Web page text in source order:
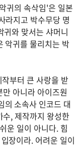
귀의 속삭임'은 일본
라지고 박수무당 명
귀와 맞서는 샤머니
악귀를 물리치는 박
부터 큰 사랑을 받
아니라 아이즈원
의 소속사 인코드 대
, 제작까지 왕성한
운 일이 아니다. 힘
장이라. 어려운 일이